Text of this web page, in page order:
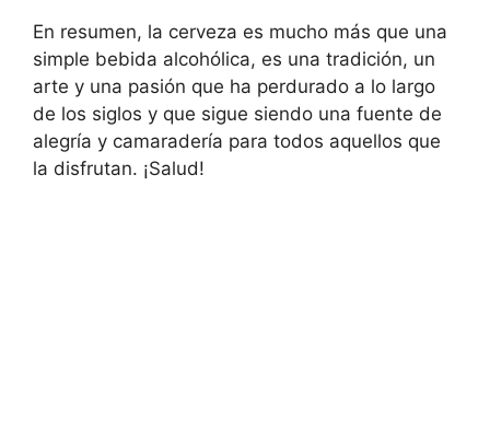
En resumen, la cerveza es mucho más que una
simple bebida alcohólica, es una tradición, un
arte y una pasión que ha perdurado a lo largo
de los siglos y que sigue siendo una fuente de
alegría y camaradería para todos aquellos que
la disfrutan. ¡Salud!